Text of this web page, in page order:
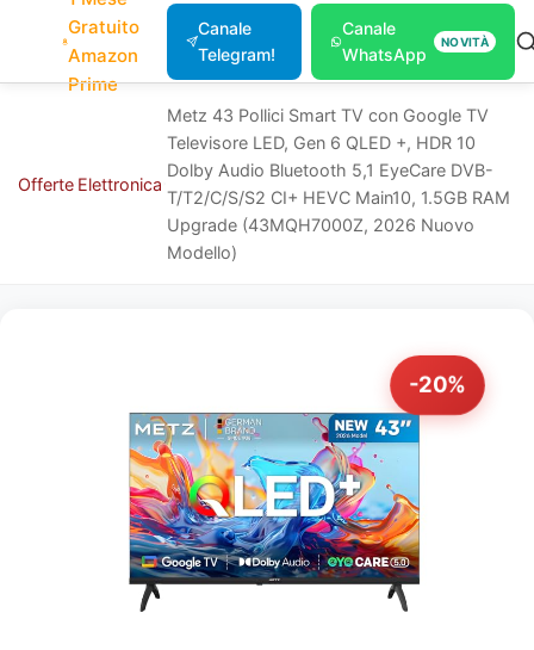
Gratuito
Amazon
Prime
Canale
Telegram!
Canale
WhatsApp
NOVITÀ
Offerte Elettronica
Metz 43 Pollici Smart TV con Google TV
Televisore LED, Gen 6 QLED +, HDR 10
Dolby Audio Bluetooth 5,1 EyeCare DVB-
T/T2/C/S/S2 CI+ HEVC Main10, 1.5GB RAM
Upgrade (43MQH7000Z, 2026 Nuovo
Modello)
-20%